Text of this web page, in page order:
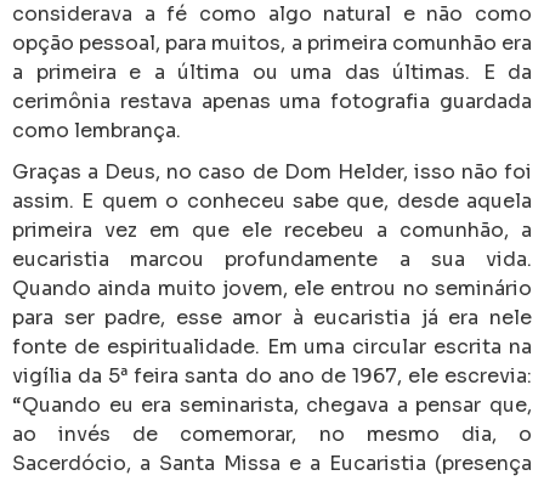
considerava a fé como algo natural e não como
opção pessoal, para muitos, a primeira comunhão era
a primeira e a última ou uma das últimas. E da
cerimônia restava apenas uma fotografia guardada
como lembrança.
Graças a Deus, no caso de Dom Helder, isso não foi
assim. E quem o conheceu sabe que, desde aquela
primeira vez em que ele recebeu a comunhão, a
eucaristia marcou profundamente a sua vida.
Quando ainda muito jovem, ele entrou no seminário
para ser padre, esse amor à eucaristia já era nele
fonte de espiritualidade. Em uma circular escrita na
vigília da 5ª feira santa do ano de 1967, ele escrevia:
“Quando eu era seminarista, chegava a pensar que,
ao invés de comemorar, no mesmo dia, o
Sacerdócio, a Santa Missa e a Eucaristia (presença